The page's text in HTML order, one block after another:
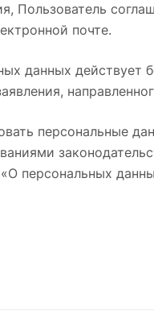
Пользователь
почте.
данных
персональные
персональных